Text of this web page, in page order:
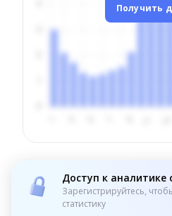
Получить
Доступ к аналитике
Зарегистрируйтесь,
статистику